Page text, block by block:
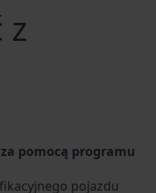
z
pomocą programu
pojazdu